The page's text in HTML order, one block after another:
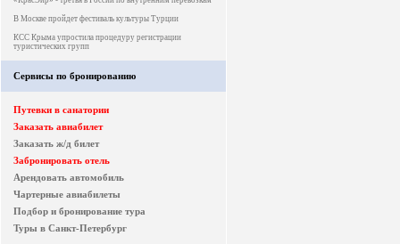
В Москве пройдет фестиваль культуры Турции
КСС Крыма упростила процедуру регистрации
туристических групп
Сервисы по бронированию
Путевки в санатории
Заказать авиабилет
Заказать ж/д билет
Забронировать отель
Арендовать автомобиль
Чартерные авиабилеты
Подбор и бронирование тура
Туры в Санкт-Петербург